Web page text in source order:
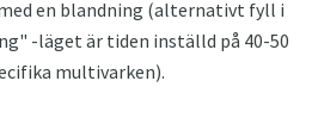
en blandning (alternativt fyll i
-läget är tiden inställd på 40-50
multivarken).